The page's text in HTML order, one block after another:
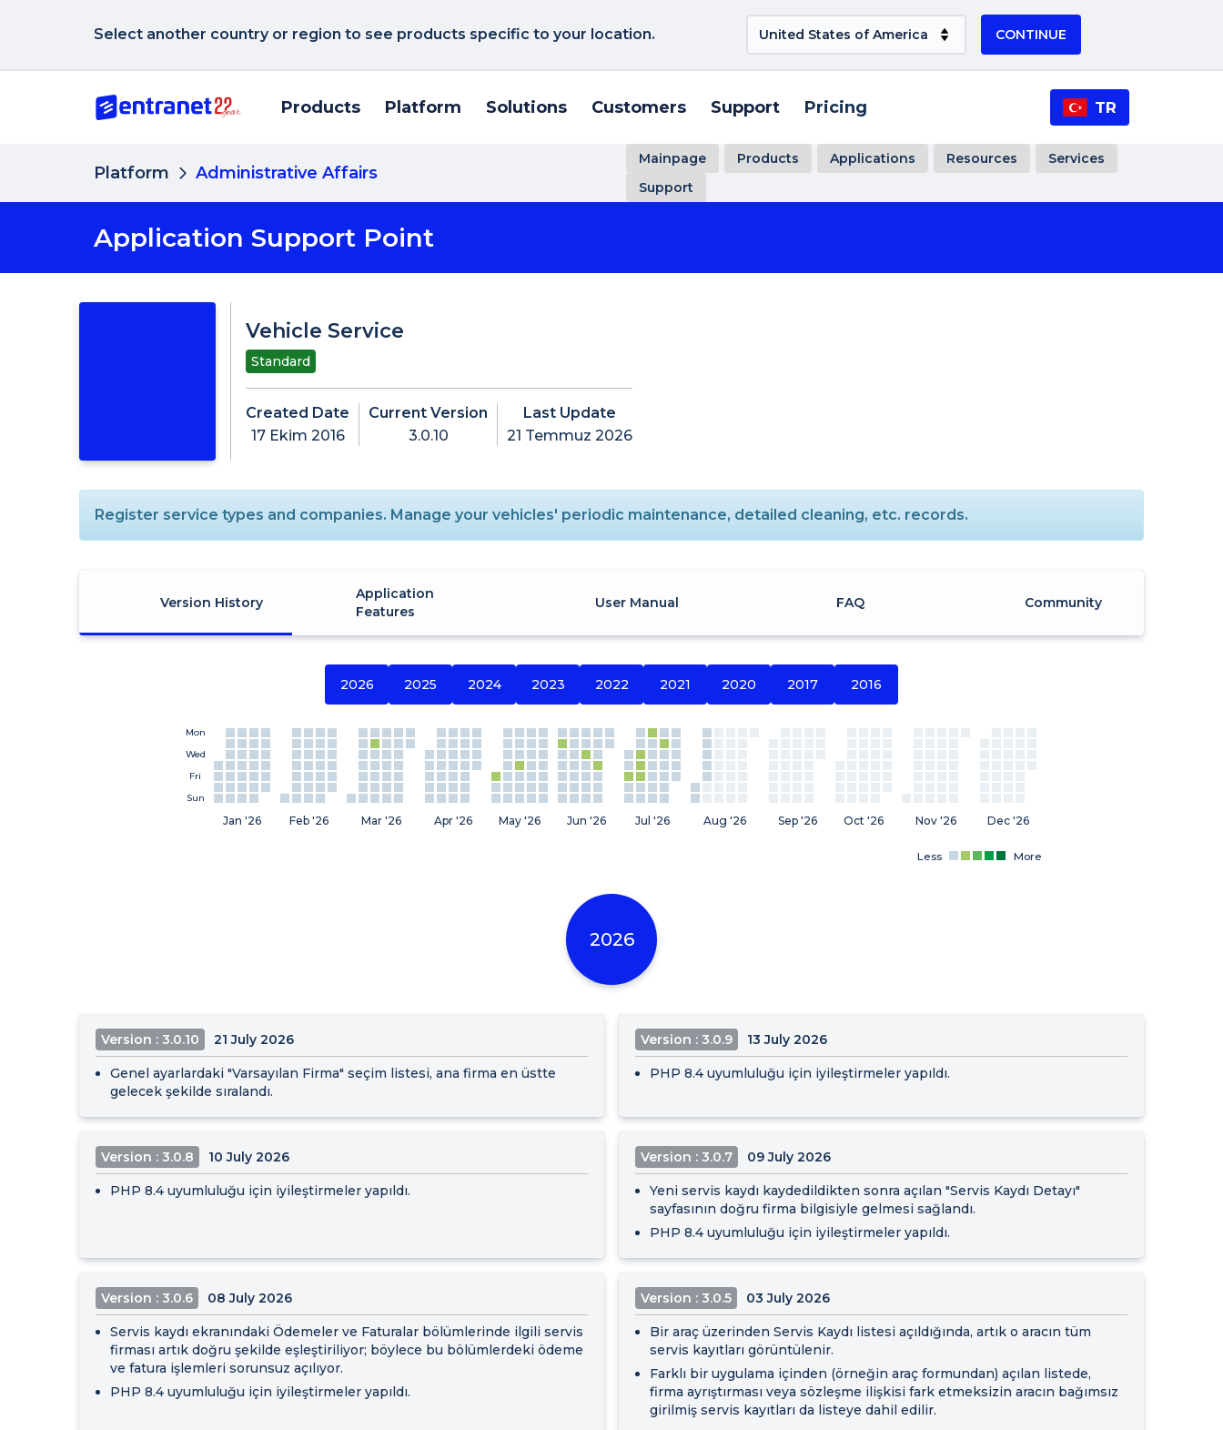
Select another country or region to see products specific to your location. CONTINUE
Products Platform Solutions Customers Support Pricing TR
Platform Administrative Affairs
Mainpage Products Applications Resources
Services
Support
Application Support Point
Vehicle Service
Standard
Created Date
17 Ekim 2016
Current Version
3.0.10
Last Update
21 Temmuz 2026
Register service types and companies. Manage your vehicles' periodic maintenance, detailed cleaning, etc. records.
Version History
Application
Features
User Manual FAQ Community
2026 2025 2024 2023 2022 2021 2020 2017 2016
Mon
Wed
Fri
Sun
Jan '26 Feb '26 Mar '26 Apr '26 May '26 Jun '26 Jul '26 Aug '26 Sep '26 Oct '26 Nov '26 Dec '26
Less More
2026
Version : 3.0.10 21 July 2026
Genel ayarlardaki "Varsayılan Firma" seçim listesi, ana firma en üstte
gelecek şekilde sıralandı.
Version : 3.0.9 13 July 2026
PHP 8.4 uyumluluğu için iyileştirmeler yapıldı.
Version : 3.0.8 10 July 2026
PHP 8.4 uyumluluğu için iyileştirmeler yapıldı.
Version : 3.0.7 09 July 2026
Yeni servis kaydı kaydedildikten sonra açılan "Servis Kaydı Detayı"
sayfasının doğru firma bilgisiyle gelmesi sağlandı.
PHP 8.4 uyumluluğu için iyileştirmeler yapıldı.
Version : 3.0.6 08 July 2026
Servis kaydı ekranındaki Ödemeler ve Faturalar bölümlerinde ilgili servis
firması artık doğru şekilde eşleştiriliyor; böylece bu bölümlerdeki ödeme
ve fatura işlemleri sorunsuz açılıyor.
PHP 8.4 uyumluluğu için iyileştirmeler yapıldı.
Version : 3.0.5 03 July 2026
Bir araç üzerinden Servis Kaydı listesi açıldığında, artık o aracın tüm
servis kayıtları görüntülenir.
Farklı bir uygulama içinden (örneğin araç formundan) açılan listede,
firma ayrıştırması veya sözleşme ilişkisi fark etmeksizin aracın bağımsız
girilmiş servis kayıtları da listeye dahil edilir.